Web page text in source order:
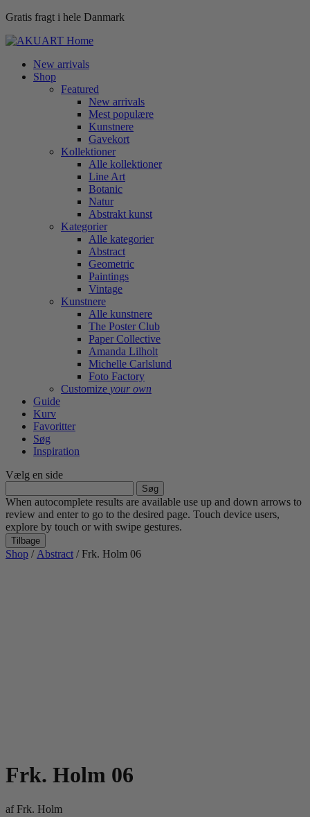
Gratis fragt i hele Danmark
New arrivals
Shop
Featured
New arrivals
Mest populære
Kunstnere
Gavekort
Kollektioner
Alle kollektioner
Line Art
Botanic
Natur
Abstrakt kunst
Kategorier
Alle kategorier
Abstract
Geometric
Paintings
Vintage
Kunstnere
Alle kunstnere
The Poster Club
Paper Collective
Amanda Lilholt
Michelle Carlslund
Foto Factory
Customize your own
Guide
Kurv
Favoritter
Søg
Inspiration
Vælg en side
efter:
When autocomplete results are available use up and down arrows to
review and enter to go to the desired page. Touch device users,
explore by touch or with swipe gestures.
Tilbage
Shop / Abstract / Frk. Holm 06
Frk. Holm 06
afFrk. Holm